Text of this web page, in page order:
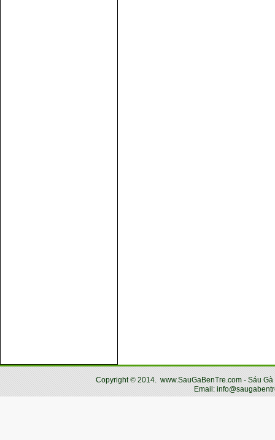
Copyright© 2014. www.SauGaBenTre.com - Sáu
Email: